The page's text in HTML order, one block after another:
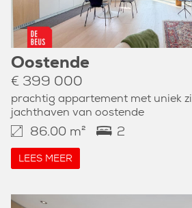
Oostende
€ 399 000
prachtig appartement met uniek
jachthaven van oostende
86.00 m² 2
LEES MEER